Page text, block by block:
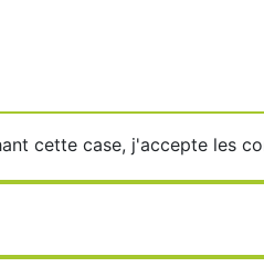
cette case, j'accepte les